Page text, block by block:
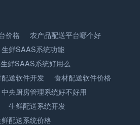
价格
农产品配送平台哪个好
生鲜SAAS系统功能
生鲜SAAS系统好用么
送软件开发
食材配送软件价格
中央厨房管理系统好不好用
生鲜配送系统开发
配送系统价格